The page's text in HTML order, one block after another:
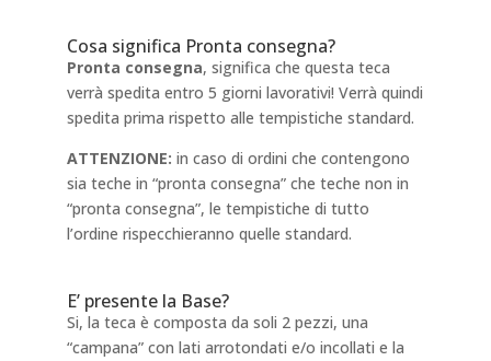
Cosa significa Pronta consegna?
Pronta consegna, significa che questa teca
verrà spedita entro 5 giorni lavorativi! Verrà quindi
spedita prima rispetto alle tempistiche standard.
ATTENZIONE: in caso di ordini che contengono
sia teche in “pronta consegna” che teche non in
“pronta consegna”, le tempistiche di tutto
l’ordine rispecchieranno quelle standard.
E’ presente la Base?
Si, la teca è composta da soli 2 pezzi, una
“campana” con lati arrotondati e/o incollati e la